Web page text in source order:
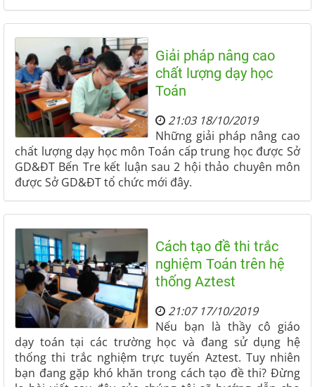
Giải pháp nâng cao
chất lượng dạy học
Toán
21:03 18/10/2019
Những giải pháp nâng cao
chất lượng dạy học môn Toán cấp trung học được Sở
GD&ĐT Bến Tre kết luận sau 2 hội thảo chuyên môn
được Sở GD&ĐT tổ chức mới đây.
Cách tạo đề thi trắc
nghiệm Toán trên hệ
thống Aztest
21:07 17/10/2019
Nếu bạn là thầy cô giáo
dạy toán tại các trường học và đang sử dụng hệ
thống thi trắc nghiệm trực tuyến Aztest. Tuy nhiên
bạn đang gặp khó khăn trong cách tạo đề thi? Đừng